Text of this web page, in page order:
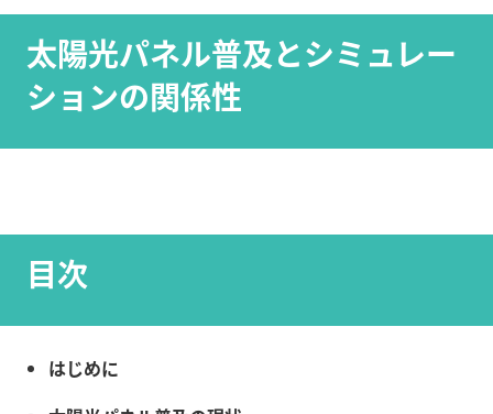
太陽光パネル普及とシミュレー
ションの関係性
目次
はじめに